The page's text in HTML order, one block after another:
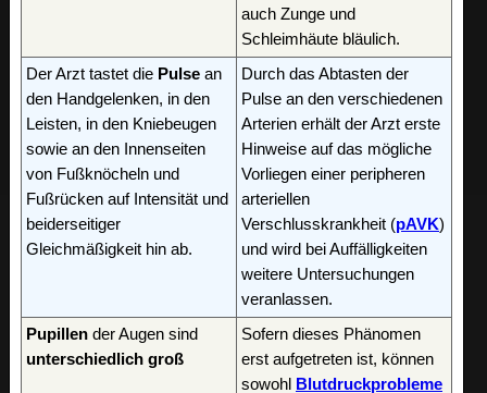
auch Zunge und
Schleimhäute bläulich.
Der Arzt tastet die Pulse an
den Handgelenken, in den
Leisten, in den Kniebeugen
sowie an den Innenseiten
von Fußknöcheln und
Fußrücken auf Intensität und
beiderseitiger
Gleichmäßigkeit hin ab.
Durch das Abtasten der
Pulse an den verschiedenen
Arterien erhält der Arzt erste
Hinweise auf das mögliche
Vorliegen einer peripheren
arteriellen
Verschlusskrankheit (pAVK)
und wird bei Auffälligkeiten
weitere Untersuchungen
veranlassen.
Pupillen der Augen sind
unterschiedlich groß
Sofern dieses Phänomen
erst aufgetreten ist, können
sowohl
Blutdruckprobleme